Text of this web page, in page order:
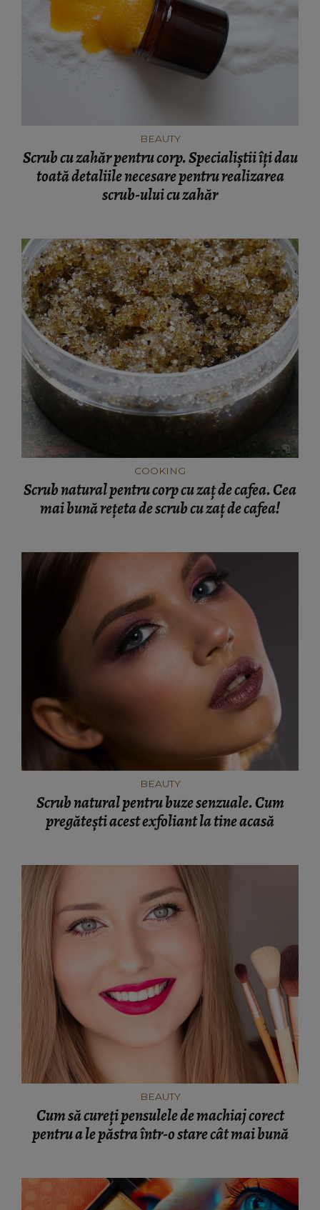
BEAUTY
Scrub cu zahăr pentru corp. Specialiștii îți dau
toată detaliile necesare pentru realizarea
scrub-ului cu zahăr
COOKING
Scrub natural pentru corp cu zaț de cafea. Cea
mai bună rețeta de scrub cu zaț de cafea!
BEAUTY
Scrub natural pentru buze senzuale. Cum
pregătești acest exfoliant la tine acasă
BEAUTY
Cum să cureți pensulele de machiaj corect
pentru a le păstra într-o stare cât mai bună